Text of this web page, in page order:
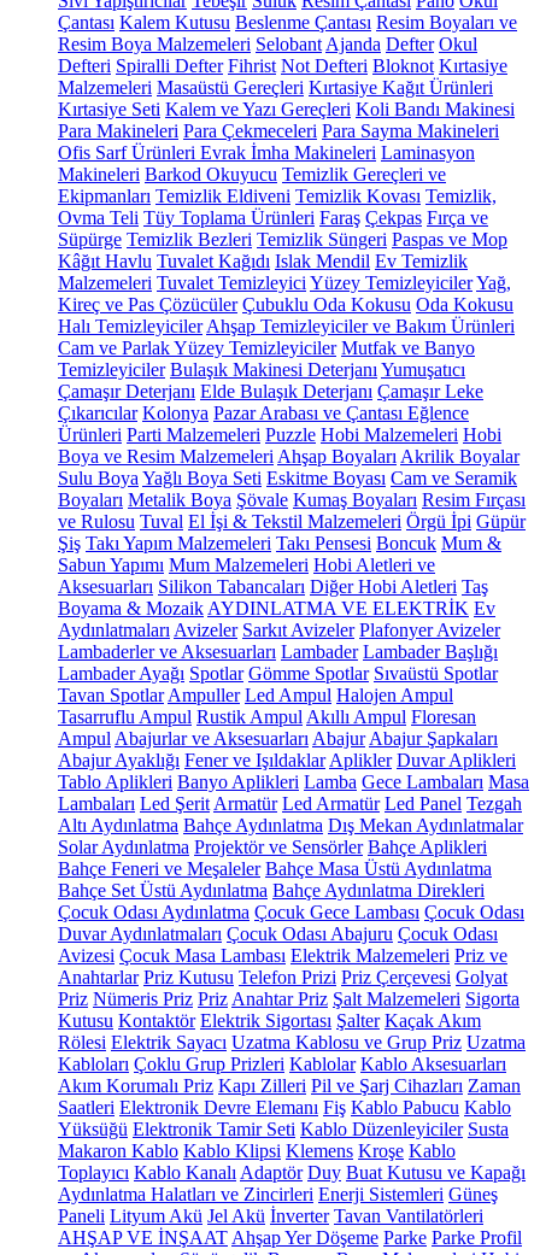
Çantası Kalem Kutusu Beslenme Çantası Resim Boyaları ve
Resim Boya Malzemeleri Selobant Ajanda Defter Okul
Defteri Spiralli Defter Fihrist Not Defteri Bloknot Kırtasiye
Malzemeleri Masaüstü Gereçleri Kırtasiye Kağıt Ürünleri
Kırtasiye Seti Kalem ve Yazı Gereçleri Koli Bandı Makinesi
Para Makineleri Para Çekmeceleri Para Sayma Makineleri
Ofis Sarf Ürünleri Evrak İmha Makineleri Laminasyon
Makineleri Barkod Okuyucu Temizlik Gereçleri ve
Ekipmanları Temizlik Eldiveni Temizlik Kovası Temizlik,
Ovma Teli Tüy Toplama Ürünleri Faraş Çekpas Fırça ve
Süpürge Temizlik Bezleri Temizlik Süngeri Paspas ve Mop
Kâğıt Havlu Tuvalet Kağıdı Islak Mendil Ev Temizlik
Malzemeleri Tuvalet Temizleyici Yüzey TemizleyicilerYağ,
Kireç ve Pas Çözücüler Çubuklu Oda Kokusu Oda Kokusu
Halı Temizleyiciler Ahşap Temizleyiciler ve Bakım Ürünleri
Cam ve Parlak Yüzey Temizleyiciler Mutfak ve Banyo
Temizleyiciler Bulaşık Makinesi Deterjanı Yumuşatıcı
Çamaşır Deterjanı Elde Bulaşık Deterjanı Çamaşır Leke
Çıkarıcılar Kolonya Pazar Arabası ve Çantası Eğlence
Ürünleri Parti Malzemeleri Puzzle Hobi Malzemeleri Hobi
Boya ve Resim Malzemeleri Ahşap Boyaları Akrilik Boyalar
Sulu Boya Yağlı Boya Seti Eskitme Boyası Cam ve Seramik
Boyaları Metalik Boya Şövale Kumaş Boyaları Resim Fırçası
ve Rulosu Tuval El İşi & Tekstil Malzemeleri Örgü İpi Güpür
Şiş Takı Yapım Malzemeleri Takı Pensesi Boncuk Mum &
Sabun Yapımı Mum Malzemeleri Hobi Aletleri ve
Aksesuarları Silikon Tabancaları Diğer Hobi Aletleri Taş
Boyama & Mozaik AYDINLATMA VE ELEKTRİK Ev
Aydınlatmaları Avizeler Sarkıt Avizeler Plafonyer Avizeler
Lambaderler ve Aksesuarları Lambader Lambader Başlığı
Lambader Ayağı Spotlar Gömme Spotlar Sıvaüstü Spotlar
Tavan Spotlar Ampuller Led Ampul Halojen Ampul
Tasarruflu Ampul Rustik Ampul Akıllı Ampul Floresan
Ampul Abajurlar ve Aksesuarları Abajur Abajur Şapkaları
Abajur Ayaklığı Fener ve Işıldaklar Aplikler Duvar Aplikleri
Tablo Aplikleri Banyo Aplikleri Lamba Gece Lambaları Masa
Lambaları Led Şerit Armatür Led Armatür Led Panel Tezgah
Altı Aydınlatma Bahçe Aydınlatma Dış Mekan Aydınlatmalar
Solar Aydınlatma Projektör ve Sensörler Bahçe Aplikleri
Bahçe Feneri ve Meşaleler Bahçe Masa Üstü Aydınlatma
Bahçe Set Üstü Aydınlatma Bahçe Aydınlatma Direkleri
Çocuk Odası Aydınlatma Çocuk Gece Lambası Çocuk Odası
Duvar Aydınlatmaları Çocuk Odası Abajuru Çocuk Odası
Avizesi Çocuk Masa Lambası Elektrik Malzemeleri Priz ve
Anahtarlar Priz Kutusu Telefon Prizi Priz Çerçevesi Golyat
Priz Nümeris Priz Priz Anahtar Priz Şalt Malzemeleri Sigorta
Kutusu Kontaktör Elektrik Sigortası Şalter Kaçak Akım
Rölesi Elektrik Sayacı Uzatma Kablosu ve Grup Priz Uzatma
Kabloları Çoklu Grup Prizleri Kablolar Kablo Aksesuarları
Akım Korumalı Priz Kapı Zilleri Pil ve Şarj Cihazları Zaman
Saatleri Elektronik Devre Elemanı Fiş Kablo Pabucu Kablo
Yüksüğü Elektronik Tamir Seti Kablo Düzenleyiciler Susta
Makaron Kablo Kablo Klipsi Klemens Kroşe Kablo
Toplayıcı Kablo Kanalı Adaptör Duy Buat Kutusu ve Kapağı
Aydınlatma Halatları ve Zincirleri Enerji Sistemleri Güneş
Paneli Lityum Akü Jel Akü İnverter Tavan Vantilatörleri
AHŞAP VE İNŞAAT Ahşap Yer Döşeme Parke Parke Profil